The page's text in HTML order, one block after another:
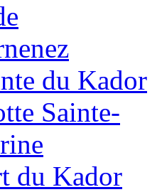
du Kador
Sainte-
du Kador